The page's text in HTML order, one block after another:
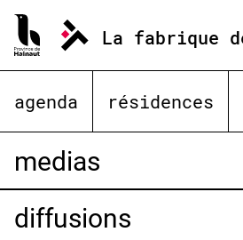
contenu
La fabrique
agenda résidences
medias
diffusions